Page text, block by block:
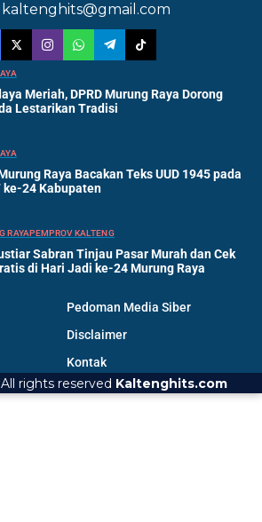
kaltenghits@gmail.com
Meriah, DPRD Murung Raya Dorong
Lestarikan Tradisi
Raya Bacakan Teks UUD 1945 pada
ke-24 Kabupaten
RAYAPEMPROV KALTENG
Sabran Tinjau Pasar Murah dan Cek
di Hari Jadi ke-24 Murung Raya
Pedoman Media Siber
Disclaimer
Kontak
rights reserved Kaltenghits.com